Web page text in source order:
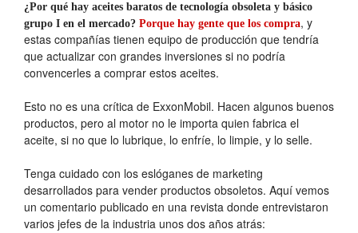
¿Por qué hay aceites baratos de tecnología obsoleta y básico
grupo I en el mercado? Porque hay gente que los compra, y
estas compañías tienen equipo de producción que tendría
que actualizar con grandes inversiones si no podría
convencerles a comprar estos aceites.
Esto no es una crítica de ExxonMobil. Hacen algunos buenos
productos, pero al motor no le importa quien fabrica el
aceite, si no que lo lubrique, lo enfríe, lo limpie, y lo selle.
Tenga cuidado con los eslóganes de marketing
desarrollados para vender productos obsoletos. Aquí vemos
un comentario publicado en una revista donde entrevistaron
varios jefes de la industria unos dos años atrás: